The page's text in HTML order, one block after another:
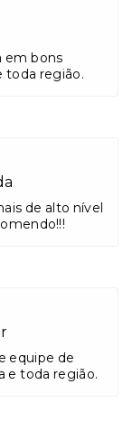
em bons
toda região.
de alto nível
equipe de
e toda região.